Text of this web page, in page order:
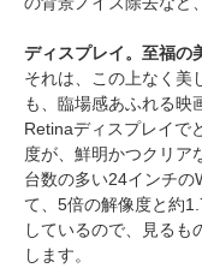
ディスプレイ。至福の
それは、この上なく美
も、臨場感あふれる映
Retinaディスプレイで
度が、鮮明かつクリア
台数の多い24インチ
て、5倍の解像度と約
しているので、見るも
します。